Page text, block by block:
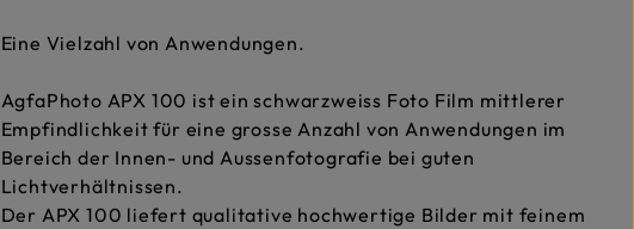
Eine Vielzahl von Anwendungen.
AgfaPhoto APX 100 ist ein schwarzweiss Foto Film mittlerer
Empfindlichkeit für eine grosse Anzahl von Anwendungen im
Bereich der Innen- und Aussenfotografie bei guten
Lichtverhältnissen.
Der APX 100 liefert qualitative hochwertige Bilder mit feinem